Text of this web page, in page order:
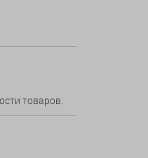
товаров.